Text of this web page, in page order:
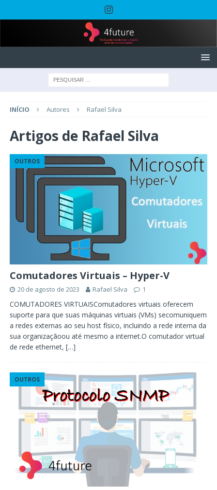
INÍCIO Autores Rafael Silva
Artigos de Rafael Silva
OUTROS
Comutadores Virtuais – Hyper-V
20 de agosto de 2023 Rafael Silva 1
COMUTADORES VIRTUAISComutadores virtuais oferecem
suporte para que suas máquinas virtuais (VMs) secomuniquem
a redes externas ao seu host físico, incluindo a rede interna da
sua organizaçãoou até mesmo a internet.O comutador virtual
de rede ethernet, […]
OUTROS